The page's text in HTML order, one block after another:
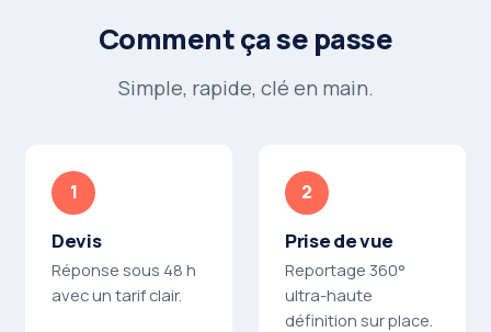
Comment ça se passe
Simple, rapide, clé en main.
Devis
Réponse sous 48 h
avec un tarif clair.
Prise de vue
Reportage 360°
ultra-haute
définition sur place.